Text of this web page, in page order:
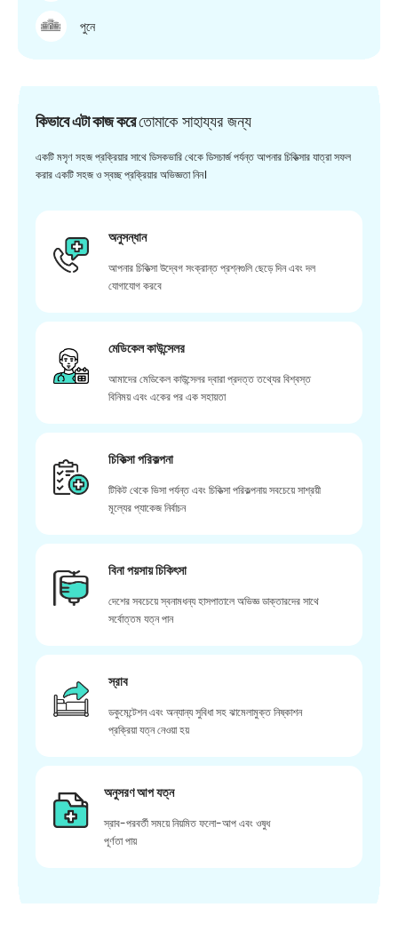
পুনে
কিভাবে এটা কাজ করেতোমাকে সাহায্যর জন্য
একটি মসৃণ সহজ প্রক্রিয়ার সাথে ডিসকভারি থেকে ডিসচার্জ পর্যন্ত আপনার চিকিত্সার যাত্রা সফল
করার একটি সহজ ও স্বচ্ছ প্রক্রিয়ার অভিজ্ঞতা নিন।
অনুসন্ধান
আপনার চিকিত্সা উদ্বেগ সংক্রান্ত প্রশ্নগুলি ছেড়ে দিন এবং দল
যোগাযোগ করবে
মেডিকেল কাউন্সেলর
আমাদের মেডিকেল কাউন্সেলর দ্বারা প্রদত্ত তথ্যের বিশ্বস্ত
বিনিময় এবং একের পর এক সহায়তা
চিকিত্সা পরিকল্পনা
টিকিট থেকে ভিসা পর্যন্ত এবং চিকিত্সা পরিকল্পনায় সবচেয়ে সাশ্রয়ী
মূল্যের প্যাকেজ নির্বাচন
বিনা পয়সায় চিকিৎসা
দেশের সবচেয়ে স্বনামধন্য হাসপাতালে অভিজ্ঞ ডাক্তারদের সাথে
সর্বোত্তম যত্ন পান
স্রাব
ডকুমেন্টেশন এবং অন্যান্য সুবিধা সহ ঝামেলামুক্ত নিষ্কাশন
প্রক্রিয়া যত্ন নেওয়া হয়
অনুসরণ আপ যত্ন
স্রাব-পরবর্তী সময়ে নিয়মিত ফলো-আপ এবং ওষুধ
পূর্ণতা পায়